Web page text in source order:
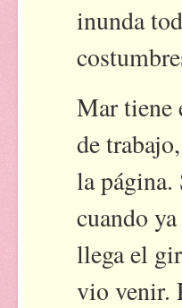
inunda
Mar tiene
de
la página.
cuando
llega el
vio venir.